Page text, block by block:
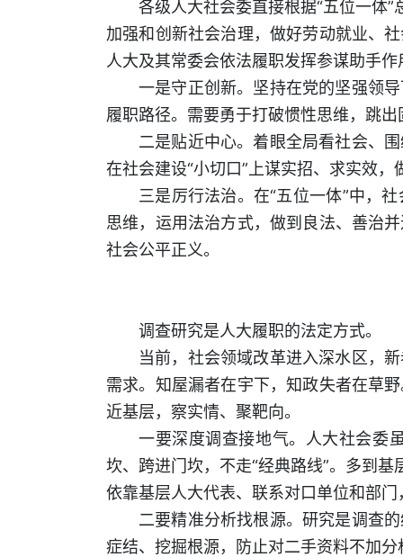
各级人大社会委直接根据“五位一体
加强和创新社会治理，做好劳动就业、
人大及其常委会依法履职发挥参谋助手
一是守正创新。坚持在党的坚强领
履职路径。需要勇于打破惯性思维，跳
二是贴近中心。着眼全局看社会、
在社会建设“小切口”上谋实招、求实效
三是厉行法治。在“五位一体”中，
思维，运用法治方式，做到良法、善治
社会公平正义。
调查研究是人大履职的法定方式。
当前，社会领域改革进入深水区，
需求。知屋漏者在宇下，知政失者在草
近基层，察实情、聚靶向。
一要深度调查接地气。人大社会委
坎、跨进门坎，不走“经典路线”。多到
依靠基层人大代表、联系对口单位和部
二要精准分析找根源。研究是调查
症结、挖掘根源，防止对二手资料不加